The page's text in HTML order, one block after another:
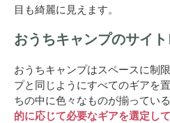
目も綺麗に見えます。
おうちキャンプのサイ
おうちキャンプはスペースに制
プと同じようにすべてのギアを
ちの中に色々なものが揃ってい
的に応じて必要なギアを選定し